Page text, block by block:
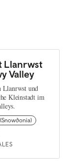
Llanrwst
Valley
Llanrwst und
Kleinstadt im